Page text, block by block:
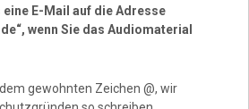
eine E-Mail auf die Adresse
wenn Sie das Audiomaterial
gewohnten Zeichen @, wir